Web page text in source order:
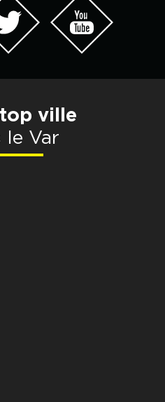
ville
le Var